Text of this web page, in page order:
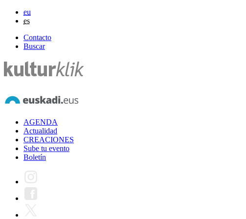
eu
es
Contacto
Buscar
AGENDA
Actualidad
CREACIONES
Sube tu evento
Boletín